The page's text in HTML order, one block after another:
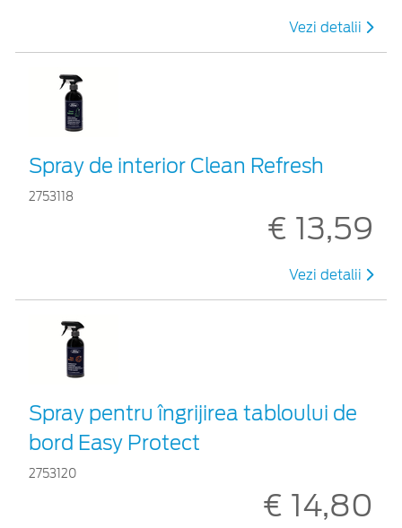
Vezi detalii
Spray de interior Clean Refresh
2753118
€ 13,59
Vezi detalii
Spray pentru îngrijirea tabloului de
bord Easy Protect
2753120
€ 14,80